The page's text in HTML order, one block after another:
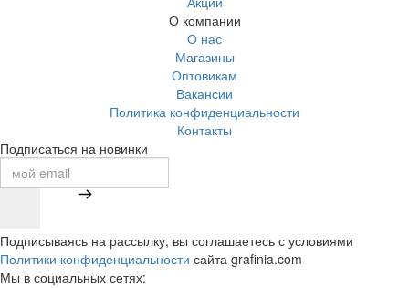
О компании
О нас
Магазины
Оптовикам
Вакансии
Политика конфиденциальности
Контакты
Подписаться на новинки
Подписываясь на рассылку, вы соглашаетесь с условиями
Политики конфиденциальности сайта grafinia.com
Мы в социальных сетях: